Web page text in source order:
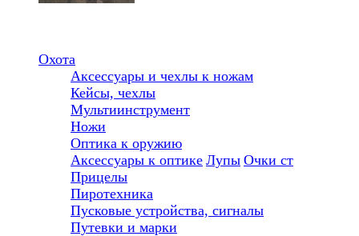
Охота
Аксессуары и чехлы к ножам
Кейсы, чехлы
Мультиинструмент
Ножи
Оптика к оружию
Аксессуары к оптике Лупы Очки ст
Прицелы
Пиротехника
Пусковые устройства, сигналы
Путевки и марки